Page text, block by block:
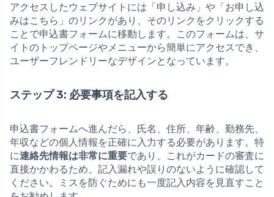
アクセスしたウェブサイトには「申し込み」や「お申し込
みはこちら」のリンクがあり、そのリンクをクリックする
ことで申込書フォームに移動します。このフォームは、サ
イトのトップページやメニューから簡単にアクセスでき、
ユーザーフレンドリーなデザインとなっています。
ステップ 3: 必要事項を記入する
申込書フォームへ進んだら、氏名、住所、年齢、勤務先、
年収などの個人情報を正確に入力する必要があります。特
に連絡先情報は非常に重要であり、これがカードの審査に
直接かかわるため、記入漏れや誤りのないように確認して
ください。ミスを防ぐためにも一度記入内容を見直すこと